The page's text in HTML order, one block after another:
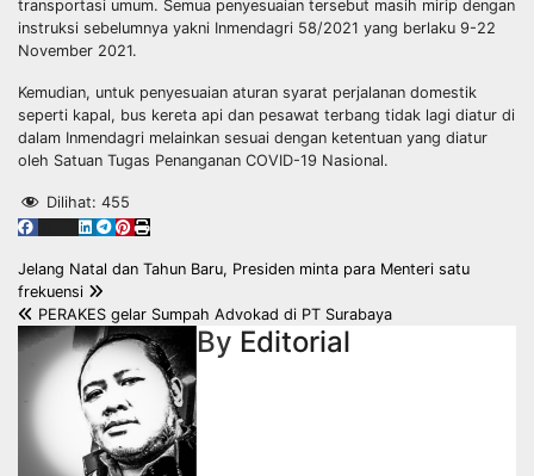
transportasi umum. Semua penyesuaian tersebut masih mirip dengan
instruksi sebelumnya yakni Inmendagri 58/2021 yang berlaku 9-22
November 2021.
Kemudian, untuk penyesuaian aturan syarat perjalanan domestik
seperti kapal, bus kereta api dan pesawat terbang tidak lagi diatur di
dalam Inmendagri melainkan sesuai dengan ketentuan yang diatur
oleh Satuan Tugas Penanganan COVID-19 Nasional.
Dilihat: 455
Navigasi
pos
Jelang Natal dan Tahun Baru, Presiden minta para Menteri satu
frekuensi
PERAKES gelar Sumpah Advokad di PT Surabaya
By Editorial